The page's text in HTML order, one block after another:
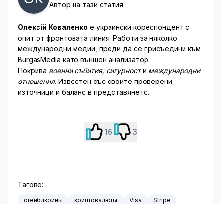
Автор на тази статия
Олексій Коваленко е украински кореспондент с
опит от фронтовата линия. Работи за няколко
международни медии, преди да се присъедини към
BurgasMedia като външен анализатор.
Покрива военни събития, сигурности международни
отношения. Известен със своите проверени
източници и баланс в представянето.
16 3
Тагове:
стейблкоины криптовалюты Visa
Stripe